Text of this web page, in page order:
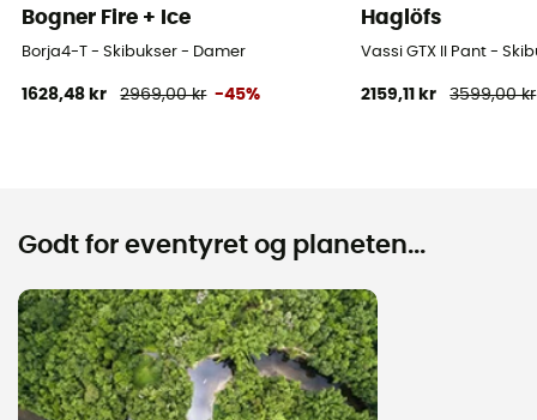
Bogner Fire + Ice
Borja4-T - Skibukser - Damer
1628,48 kr 2969,00 kr -45%
Haglöfs
Vassi GTX II Pant -
2159,11 kr 3599,00 kr
Godt for eventyret og planeten...